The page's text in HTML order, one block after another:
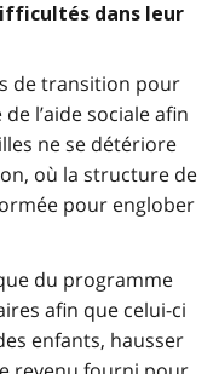
dans leur
de transition pour
l’aide sociale afin
ne se détériore
où la structure de
pour englober
du programme
afin que celui-ci
enfants, hausser